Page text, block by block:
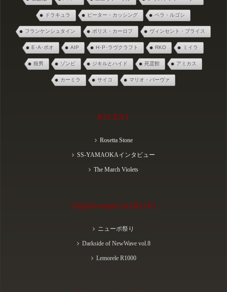
ドラキュラ ピーター・カッシング ベラ・ルゴシ
フランケンシュタイン ボリス・カーロフ ヴィンセント・プライス
E･A･ポオ AIP H･P･ラヴクラフト RKO ミイラ
狼男 ゾンビ ジキルとハイド 死霊館 アミカス
カーミラ サイコ マリオ・バーヴァ
RECENT
Rosetta Stone
SS-YAMAOKAインタビュー
The March Violets
Digitalvampire.net:BLOG
ニューポ祭り
Darkside of NewWave vol.8
Lemorele R1000